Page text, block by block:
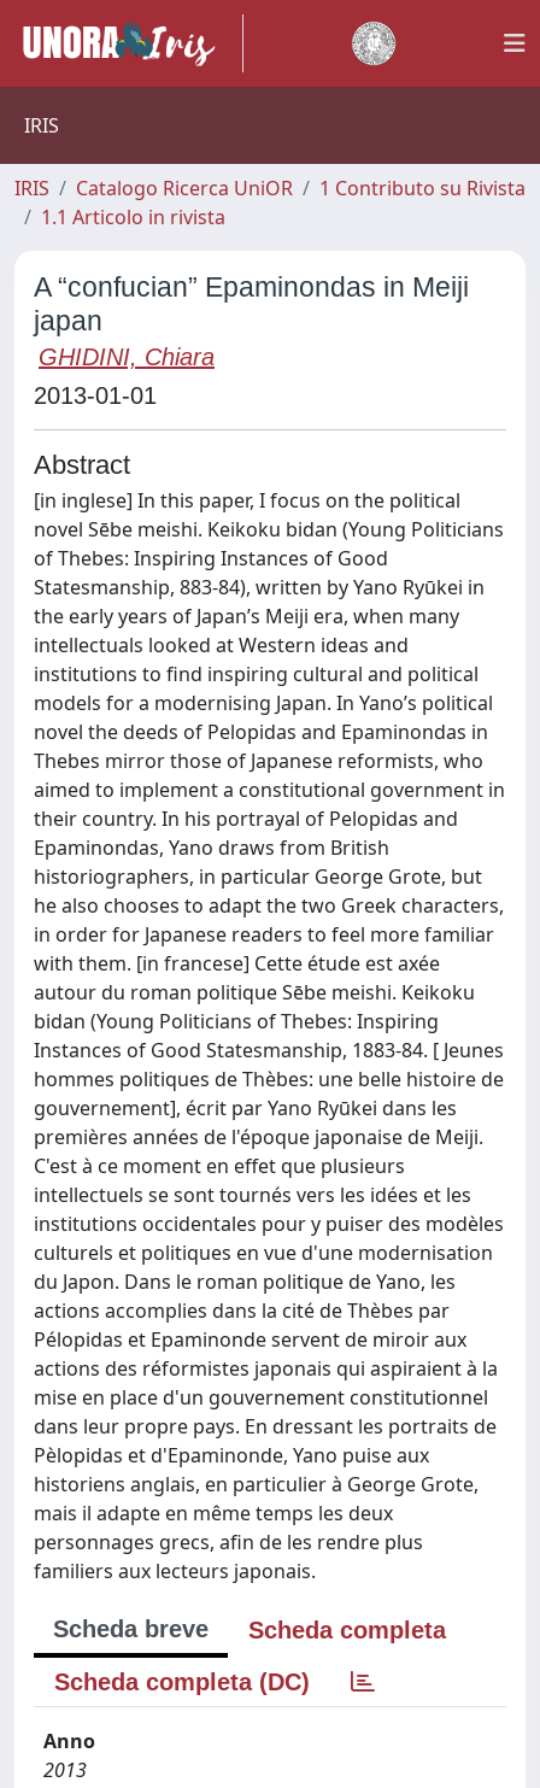
IRIS
IRIS Catalogo Ricerca UniOR
1 Contributo su Rivista
1.1 Articolo in rivista
A “confucian” Epaminondas in Meiji
japan
GHIDINI, Chiara
2013-01-01
Abstract
[in inglese] In this paper, I focus on the political
novel Sēbe meishi. Keikoku bidan (Young Politicians
of Thebes: Inspiring Instances of Good
Statesmanship, 883-84), written by Yano Ryūkei in
the early years of Japan’s Meiji era, when many
intellectuals looked at Western ideas and
institutions to find inspiring cultural and political
models for a modernising Japan. In Yano’s political
novel the deeds of Pelopidas and Epaminondas in
Thebes mirror those of Japanese reformists, who
aimed to implement a constitutional government in
their country. In his portrayal of Pelopidas and
Epaminondas, Yano draws from British
historiographers, in particular George Grote, but
he also chooses to adapt the two Greek characters,
in order for Japanese readers to feel more familiar
with them. [in francese] Cette étude est axée
autour du roman politique Sēbe meishi. Keikoku
bidan (Young Politicians of Thebes: Inspiring
Instances of Good Statesmanship, 1883-84. [ Jeunes
hommes politiques de Thèbes: une belle histoire de
gouvernement], écrit par Yano Ryūkei dans les
premières années de l'époque japonaise de Meiji.
C'est à ce moment en effet que plusieurs
intellectuels se sont tournés vers les idées et les
institutions occidentales pour y puiser des modèles
culturels et politiques en vue d'une modernisation
du Japon. Dans le roman politique de Yano, les
actions accomplies dans la cité de Thèbes par
Pélopidas et Epaminonde servent de miroir aux
actions des réformistes japonais qui aspiraient à la
mise en place d'un gouvernement constitutionnel
dans leur propre pays. En dressant les portraits de
Pèlopidas et d'Epaminonde, Yano puise aux
historiens anglais, en particulier à George Grote,
mais il adapte en même temps les deux
personnages grecs, afin de les rendre plus
familiers aux lecteurs japonais.
Scheda breve
Scheda completa
Scheda completa (DC)
Anno
2013